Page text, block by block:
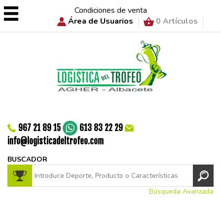
Condiciones de venta
Área de Usuarios
0 Artículos
967 21 89 15
613 83 22 29
info@logisticadeltrofeo.com
BUSCADOR
Búsqueda Avanzada